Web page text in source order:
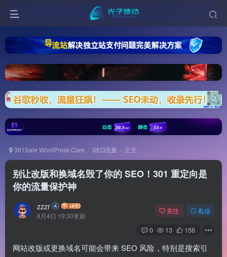
361Sale WordPress Care SEO流量 正文
别让改版和换域名毁了你的 SEO！301 重定向是
你的流量保护神
zzzr
8月4日 19:30更新
关注 私信
0 13 156
网站改版或更换域名可能会带来 SEO 风险，特别是搜索引